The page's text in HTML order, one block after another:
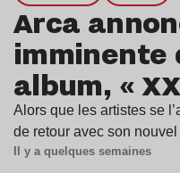
Arca
imminente
album, «
Alors que les artistes se
de retour avec son
Il y a quelques semaines